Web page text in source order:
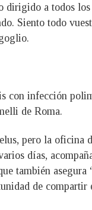
a todos
Siento todo
con infección
de Roma.
pero la oficina
días,
también asegura
de